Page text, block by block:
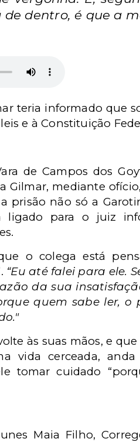
dentro, é que a
teria informado que
e à Constituição
de Campos dos
mediante
prisão não só a
ligado para o juiz
o colega está
“Eu até falei para ele.
da sua
quem sabe ler, o
às suas mãos, e
vida cerceada,
tomar cuidado
Maia Filho,